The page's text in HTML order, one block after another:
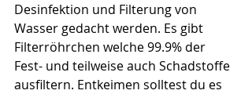
Desinfektion und Filterung von
Wasser gedacht werden. Es gibt
Filterröhrchen welche 99.9% der
Fest- und teilweise auch Schadstoffe
ausfiltern. Entkeimen solltest du es